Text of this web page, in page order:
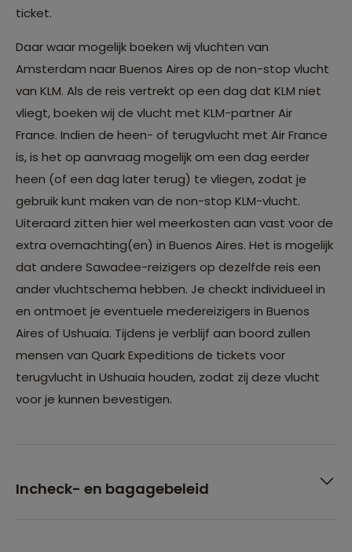
ticket.
Daar waar mogelijk boeken wij vluchten van
Amsterdam naar Buenos Aires op de non-stop vlucht
van KLM. Als de reis vertrekt op een dag dat KLM niet
vliegt, boeken wij de vlucht met KLM-partner Air
France. Indien de heen- of terugvlucht met Air France
is, is het op aanvraag mogelijk om een dag eerder
heen (of een dag later terug) te vliegen, zodat je
gebruik kunt maken van de non-stop KLM-vlucht.
Uiteraard zitten hier wel meerkosten aan vast voor de
extra overnachting(en) in Buenos Aires. Het is mogelijk
dat andere Sawadee-reizigers op dezelfde reis een
ander vluchtschema hebben. Je checkt individueel in
en ontmoet je eventuele medereizigers in Buenos
Aires of Ushuaia. Tijdens je verblijf aan boord zullen
mensen van Quark Expeditions de tickets voor
terugvlucht in Ushuaia houden, zodat zij deze vlucht
voor je kunnen bevestigen.
Incheck- en bagagebeleid